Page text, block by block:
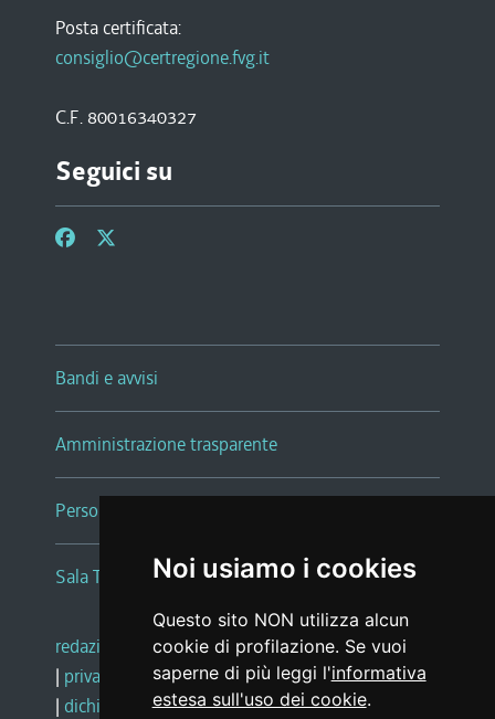
Noi usiamo i cookies
Questo sito NON utilizza alcun
cookie di profilazione. Se vuoi
saperne di più leggi l'informativa
estesa sull'uso dei cookie.
Posta certificata:
consiglio@certregione.fvg.it
C.F. 80016340327
Seguici su
Bandi e avvisi
Amministrazione trasparente
Persone e Uffici
Sala Tiziano Tessitori
redazione web |note legali |glossario
| privacy
social media policy
| dichiarazione di accessibilità |feedback